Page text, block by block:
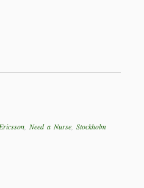
Ericsson Need a Nurse Stockholm